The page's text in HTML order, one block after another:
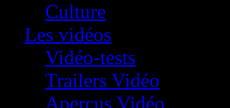
Culture
Les vidéos
Vidéo-tests
Trailers Vidéo
Aperçus Vidéo